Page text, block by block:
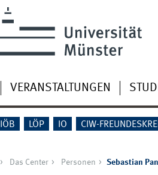
VERANSTALTUNGEN
IÖB LÖP IO CIW-
Das Center Personen Sebastian